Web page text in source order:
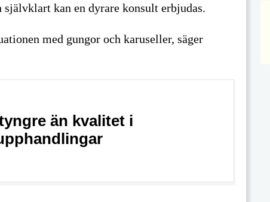
kan en dyrare konsult erbjudas.
med gungor och karuseller, säger
än kvalitet i